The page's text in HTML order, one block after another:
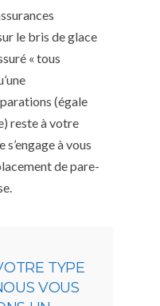
le bris de glace
« tous
(égale
reste à votre
à vous
de pare-
TYPE
VOUS